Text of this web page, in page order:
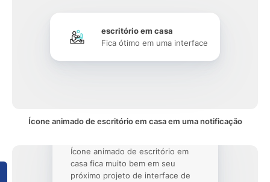
escritório em casa
Fica ótimo em uma interface
Ícone animado de escritório em casa em uma notificação
Ícone animado de escritório em
casa fica muito bem em seu
próximo projeto de interface de